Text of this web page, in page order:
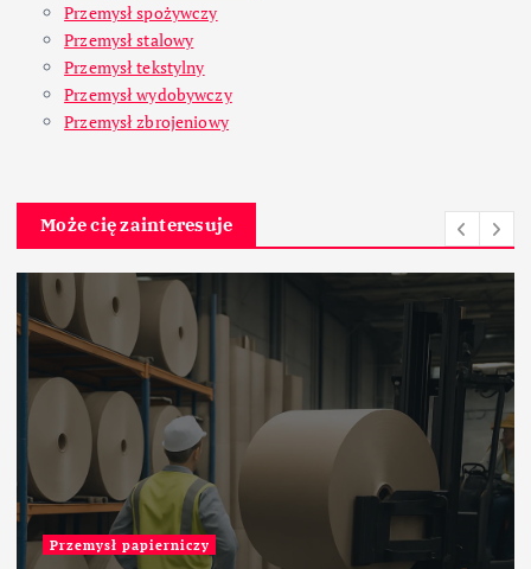
Przemysł spożywczy
Przemysł stalowy
Przemysł tekstylny
Przemysł wydobywczy
Przemysł zbrojeniowy
Może cię zainteresuje
Przemysł papierniczy